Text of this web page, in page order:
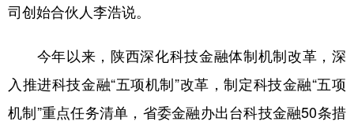
司创始合伙人李浩说。
今年以来，陕西深化科技金融体制机制改革，深
入推进科技金融“五项机制”改革，制定科技金融“五项
机制”重点任务清单，省委金融办出台科技金融50条措